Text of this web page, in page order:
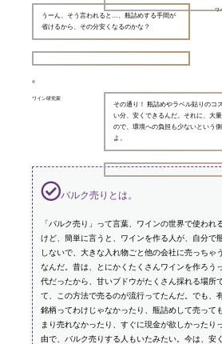
ワ
うーん、そう言われると…、瓶詰めする手間が
省けるから、その分安くなるのかな？
ワイン研究家
その通り！ 瓶詰めやラベル貼りのコ
い分、安くできるんだ。それに、大
ので、環境への負担も少ないという
よ。
バルク売りとは。
「バルク売り」って言葉、ワインの世界で使われ
けど、簡単に言うと、ワインを作る人が、自分で
しないで、大きな入れ物ごと他の会社に売っちゃ
なんだ。昔は、とにかくたくさんワインを作ろう
代だったから、甘いブドウがたくさん採れる場所
て、この方法で売るのが流行ってたんだ。でも、
銘柄ってわけじゃなかったり、瓶詰めして売って
まり売れなかったり、すぐに現金が欲しかったり
由で、バルク売りする人もいたみたい。今は、安